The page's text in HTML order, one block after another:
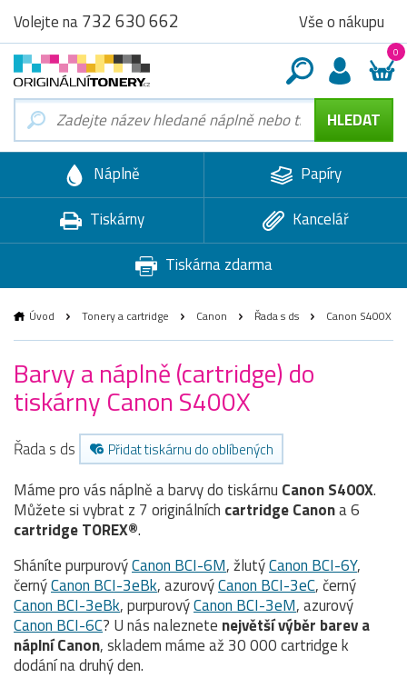
Volejte na732 630 662 Vše o nákupu
0
Náplně
Papíry
Tiskárny
Kancelář
Tiskárna zdarma
Úvod Tonery a cartridge Canon Řada s ds Canon S400X
Barvy a náplně (cartridge) do
tiskárny Canon S400X
Řada s ds Přidat tiskárnu do oblíbených
Máme pro vás náplně a barvy do tiskárnu Canon S400X.
Můžete si vybrat z 7 originálních cartridgeCanona 6
cartridge TOREX®.
Sháníte purpurovýCanon BCI-6M, žlutýCanon BCI-6Y,
černýCanon BCI-3eBk, azurovýCanon BCI-3eC, černý
Canon BCI-3eBk, purpurovýCanon BCI-3eM, azurový
Canon BCI-6C? U nás naleznete největší výběr barev a
náplní Canon, skladem máme až 30 000 cartridge k
dodání na druhý den.